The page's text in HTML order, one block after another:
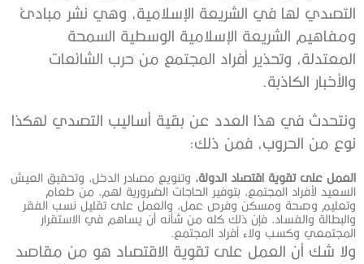
التصدي لها في الشريعة الإسلامية، وهي نشر مبادئ
ومفاهيم الشريعة الإسلامية الوسطية السمحة
المعتدلة، وتحذير أفراد المجتمع من حرب الشائعات
والأخبار الكاذبة.
ونتحدث في هذا العدد عن بقية أساليب التصدي لهكذا
نوع من الحروب، فمن ذلك:
العمل على تقوية اقتصاد الدولة، وتنويع مصادر الدخل، وتحقيق العيش
السعيد لأفراد المجتمع، بتوفير الحاجات الضرورية لهم، من طعام
وتعليم وصحة ومسكن وفرص عمل، والعمل على تقليل نسب الفقر
والبطالة والفساد، فإن ذلك كله من شأنه أن يساهم في الاستقرار
المجتمعي وكسب ولاء أفراد المجتمع.
ولا شك أن العمل على تقوية الاقتصاد هو من مقاصد